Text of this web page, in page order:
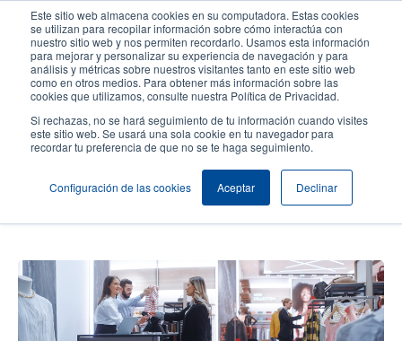
Este sitio web almacena cookies en su computadora. Estas cookies
se utilizan para recopilar información sobre cómo interactúa con
nuestro sitio web y nos permiten recordarlo. Usamos esta información
para mejorar y personalizar su experiencia de navegación y para
análisis y métricas sobre nuestros visitantes tanto en este sitio web
como en otros medios. Para obtener más información sobre las
cookies que utilizamos, consulte nuestra Política de Privacidad.
Si rechazas, no se hará seguimiento de tu información cuando visites
este sitio web. Se usará una sola cookie en tu navegador para
recordar tu preferencia de que no se te haga seguimiento.
Configuración de las cookies Aceptar Declinar
contenido
principal
User
account
menu
User
Header
Selector de productos
Comercio inteligente para una
experiencia sin complicaciones